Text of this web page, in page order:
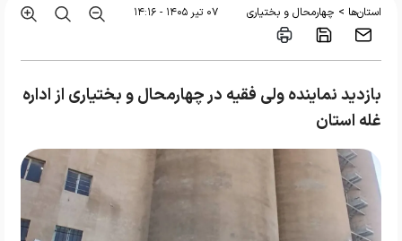
استان‌ها > چهارمحال و بختیاری ۰۷ تير ۱۴۰۵ - ۱۴:۱۶
بازدید نماینده ولی فقیه در چهارمحال و بختیاری از اداره‌
غله استان